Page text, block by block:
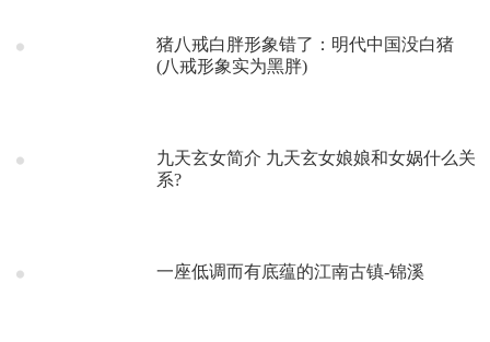
猪八戒白胖形象错了：明代中国没白猪
(八戒形象实为黑胖)
九天玄女简介 九天玄女娘娘和女娲什么关
系?
一座低调而有底蕴的江南古镇-锦溪